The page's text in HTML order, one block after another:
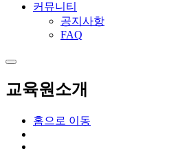
커뮤니티
공지사항
FAQ
교육원소개
홈으로 이동